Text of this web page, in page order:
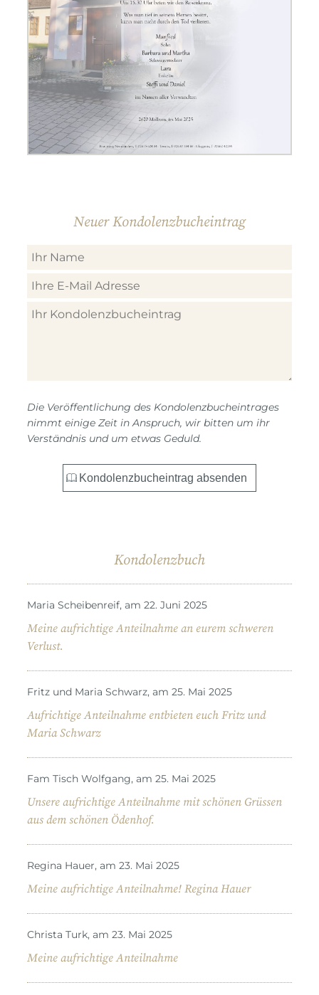
Neuer Kondolenzbucheintrag
Die Veröffentlichung des Kondolenzbucheintrages
nimmt einige Zeit in Anspruch, wir bitten um ihr
Verständnis und um etwas Geduld.
Kondolenzbuch
Maria Scheibenreif, am 22. Juni 2025
Meine aufrichtige Anteilnahme an eurem schweren
Verlust.
Fritz und Maria Schwarz, am 25. Mai 2025
Aufrichtige Anteilnahme entbieten euch Fritz und
Maria Schwarz
Fam Tisch Wolfgang, am 25. Mai 2025
Unsere aufrichtige Anteilnahme mit schönen Grüssen
aus dem schönen Ödenhof.
Regina Hauer, am 23. Mai 2025
Meine aufrichtige Anteilnahme! Regina Hauer
Christa Turk, am 23. Mai 2025
Meine aufrichtige Anteilnahme